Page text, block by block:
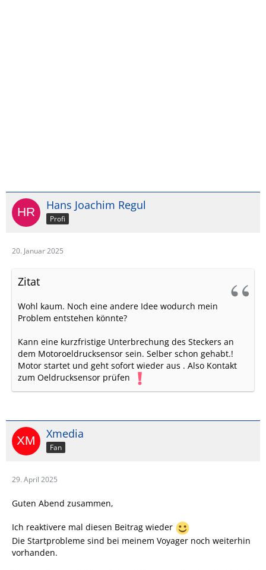
Hans Joachim Regul
Profi
20. Januar 2025
Zitat
Wohl kaum. Noch eine andere Idee wodurch mein
Problem entstehen könnte?
Kann eine kurzfristige Unterbrechung des Steckers an
dem Motoroeldrucksensor sein. Selber schon gehabt.!
Motor startet und geht sofort wieder aus . Also Kontakt
zum Oeldrucksensor prüfen
Xmedia
Fan
29. April 2025
Guten Abend zusammen,
Ich reaktivere mal diesen Beitrag wieder
Die Startprobleme sind bei meinem Voyager noch weiterhin
vorhanden.